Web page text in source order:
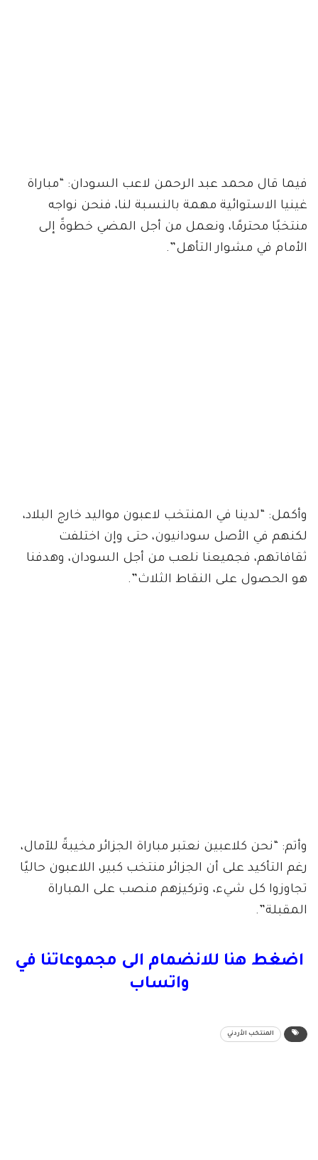
فيما قال محمد عبد الرحمن لاعب السودان: “مباراة
غينيا الاستوائية مهمة بالنسبة لنا، فنحن نواجه
منتخبًا محترمًا، ونعمل من أجل المضي خطوةً إلى
الأمام في مشوار التأهل”.
وأكمل: “لدينا في المنتخب لاعبون مواليد خارج البلاد،
لكنهم في الأصل سودانيون، حتى وإن اختلفت
ثقافاتهم، فجميعنا نلعب من أجل السودان، وهدفنا
هو الحصول على النقاط الثلاث”.
وأتم: “نحن كلاعبين نعتبر مباراة الجزائر مخيبةً للآمال،
رغم التأكيد على أن الجزائر منتخب كبير، اللاعبون حاليًا
تجاوزوا كل شيء، وتركيزهم منصب على المباراة
المقبلة”.
اضغط هنا للانضمام الى مجموعاتنا في
واتساب
المنتخب الأردني